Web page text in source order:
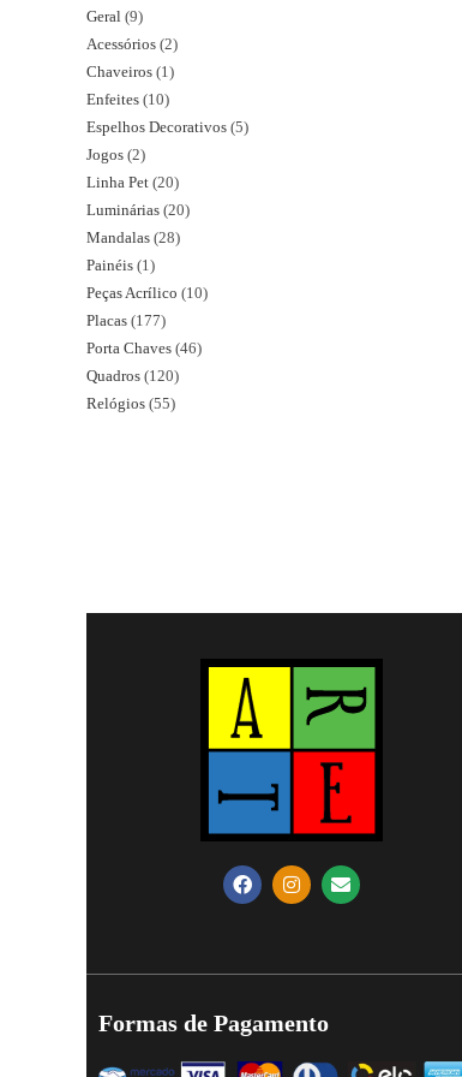
Geral 9
Acessórios 2
Chaveiros 1
Enfeites 10
Espelhos Decorativos 5
Jogos 2
Linha Pet 20
Luminárias 20
Mandalas 28
Painéis 1
Peças Acrílico 10
Placas 177
Porta Chaves 46
Quadros 120
Relógios 55
Formas de Pagamento